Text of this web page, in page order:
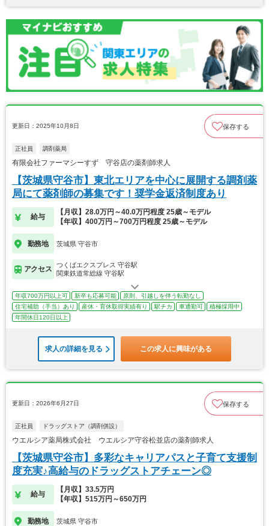
更新日：2025年10月8日 保存する
正社員 調剤薬局
有限会社ファーマシーすず 守谷店の薬剤師求人
【茨城県守谷市】東北エリアを中心に展開する調剤薬
局にて薬剤師の募集です！奨学金返済制度あり
給与
【月収】28.0万円～40.0万円程度 25歳～モデル
【年収】400万円～700万円程度 25歳～モデル
勤務地 茨城県 守谷市
アクセス
つくばエクスプレス 守谷駅
関東鉄道常総線 守谷駅
年収700万円以上可 新卒も応募可能
原則、引越しを伴う転勤なし
住宅補助（手当）あり
産休・育休取得実績有り 駅チカ 車通勤可
積極採用中
年間休日120日以上
求人の詳細を見る この求人に興味がある
更新日：2026年6月27日 保存する
正社員 ドラッグストア（調剤併設）
ウエルシア薬局株式会社 ウエルシア守谷松並店の薬剤師求人
【茨城県守谷市】多彩なキャリアパスと子育て支援制
度充実♪高給与のドラッグストアチェーン◎
給与
【月収】33.5万円
【年収】515万円～650万円
勤務地 茨城県 守谷市